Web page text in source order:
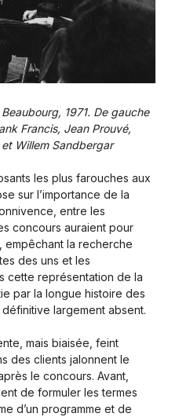
1971. De gauche
Francis, Jean Prouvé,
Willem Sandbergar
les plus farouches aux
sur l’importance de la
entre les
concours auraient pour
empêchant la recherche
des uns et les
cette représentation de la
par la longue histoire des
largement absent.
mais biaisée, feint
des clients jalonnent le
le concours. Avant,
de formuler les termes
d’un programme et de